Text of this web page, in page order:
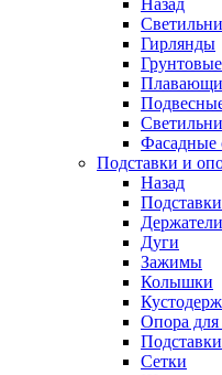
Назад
Гирлянды
Фасадные
Подставки и
Назад
Держатели
Дуги
Зажимы
Колышки
Опора для
Подставки
Сетки